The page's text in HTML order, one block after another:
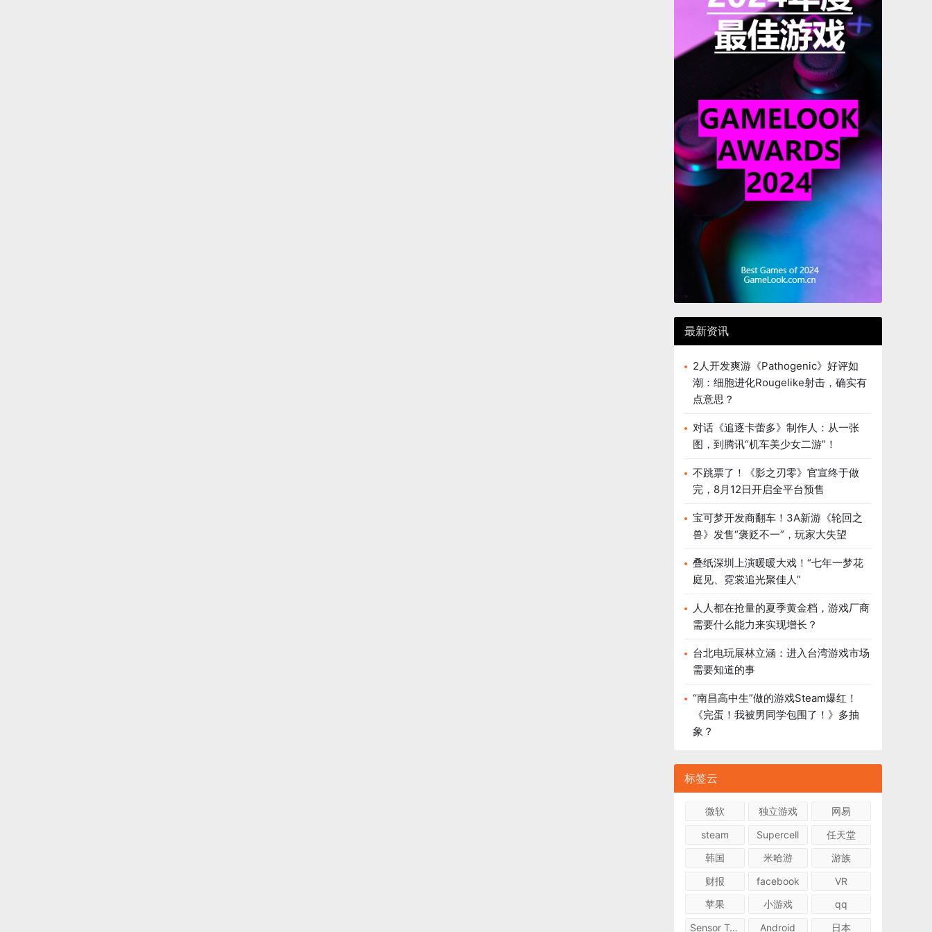
最新资讯
2人开发爽游《Pathogenic》好评如
潮：细胞进化Rougelike射击，确实有
点意思？
对话《追逐卡蕾多》制作人：从一张
图，到腾讯“机车美少女二游”！
不跳票了！《影之刃零》官宣终于做
完，8月12日开启全平台预售
宝可梦开发商翻车！3A新游《轮回之
兽》发售“褒贬不一”，玩家大失望
叠纸深圳上演暖暖大戏！“七年一梦花
庭见、霓裳追光聚佳人”
人人都在抢量的夏季黄金档，游戏厂商
需要什么能力来实现增长？
台北电玩展林立涵：进入台湾游戏市场
需要知道的事
“南昌高中生”做的游戏Steam爆红！
《完蛋！我被男同学包围了！》多抽
象？
标签云
微软 独立游戏
网易
steam
Supercell
任天堂
韩国
米哈游
游族
财报
facebook
VR
苹果
小游戏
qq
Sensor Tower
Android 日本